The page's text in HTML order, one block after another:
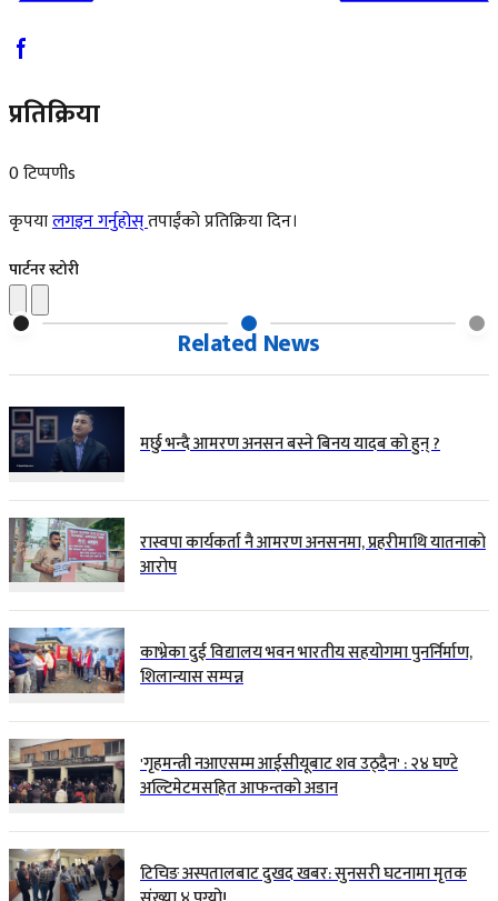
प्रतिक्रिया
0 टिप्पणीs
कृपयालगइन गर्नुहोस्तपाईंको प्रतिक्रिया दिन।
पार्टनर स्टोरी
Related News
मर्छु भन्दै आमरण अनसन बस्ने बिनय यादब को हुन् ?
रास्वपा कार्यकर्ता नै आमरण अनसनमा, प्रहरीमाथि यातनाको
आरोप
काभ्रेका दुई विद्यालय भवन भारतीय सहयोगमा पुनर्निर्माण,
शिलान्यास सम्पन्न
'गृहमन्त्री नआएसम्म आईसीयूबाट शव उठ्दैन' : २४ घण्टे
अल्टिमेटमसहित आफन्तको अडान
टिचिङ अस्पतालबाट दुखद खबर: सुनसरी घटनामा मृतक